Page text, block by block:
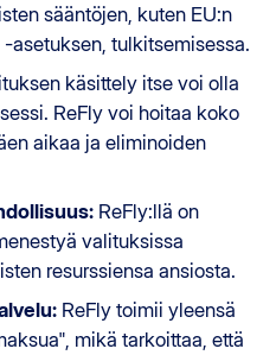
sääntöjen, kuten EU:n
asetuksen, tulkitsemisessa.
käsittely itse voi olla
ReFly voi hoitaa koko
aikaa ja eliminoiden
ReFly:llä on
valituksissa
resurssiensa ansiosta.
ReFly toimii yleensä
mikä tarkoittaa, että